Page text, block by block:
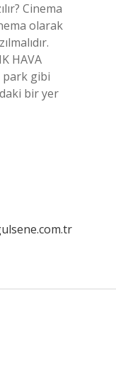
Cinema
olarak
HAVA
park gibi
bir yer